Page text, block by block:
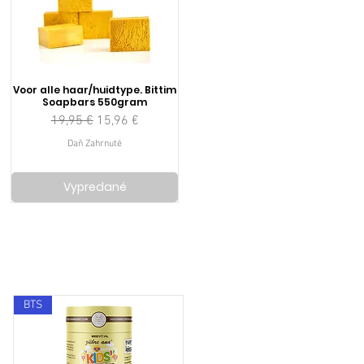
Voor alle haar/huidtype. Bittim
Soapbars 550gram
Normálna cena
19,95 € Zľavnená cena
15,96 €
Daň Zahrnuté
Vypredané
BTS